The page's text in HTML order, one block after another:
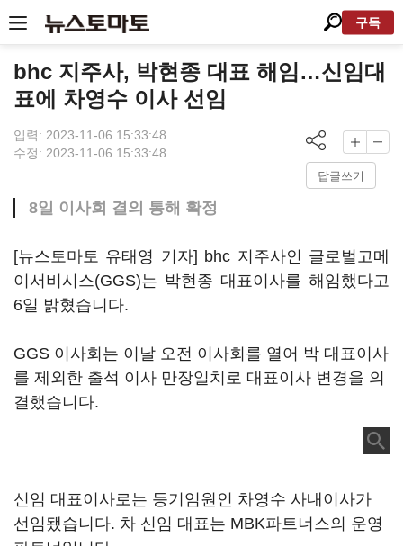
구독
bhc 지주사, 박현종 대표 해임…신임대
표에 차영수 이사 선임
입력: 2023-11-06 15:33:48
수정: 2023-11-06 15:33:48
답글쓰기
8일 이사회 결의 통해 확정
[뉴스토마토 유태영 기자] bhc 지주사인 글로벌고메
이서비시스(GGS)는 박현종 대표이사를 해임했다고
6일 밝혔습니다.
GGS 이사회는 이날 오전 이사회를 열어 박 대표이사
를 제외한 출석 이사 만장일치로 대표이사 변경을 의
결했습니다.
신임 대표이사로는 등기임원인 차영수 사내이사가
선임됐습니다. 차 신임 대표는 MBK파트너스의 운영